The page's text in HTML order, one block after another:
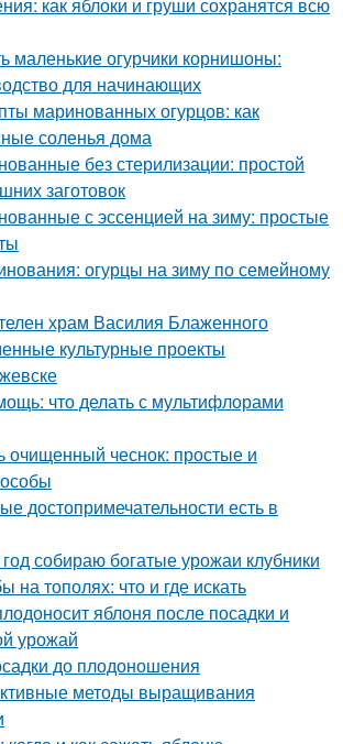
маленькие огурчики корнишоны:
для начинающих
маринованных огурцов: как
соленья дома
без стерилизации: простой
заготовок
с эссенцией на зиму: простые
огурцы на зиму по семейному
храм Василия Блаженного
культурные проекты
что делать с мультифлорами
очищенный чеснок: простые и
достопримечательности есть в
собираю богатые урожаи клубники
на тополях: что и где искать
яблоня после посадки и
урожай
до плодоношения
методы выращивания